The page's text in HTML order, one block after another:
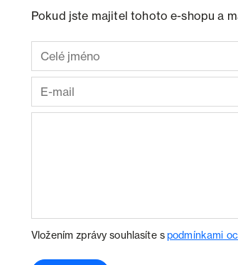
Pokud jste majitel tohoto e-shopu a
Vložením zprávy souhlasíte spodmínkami